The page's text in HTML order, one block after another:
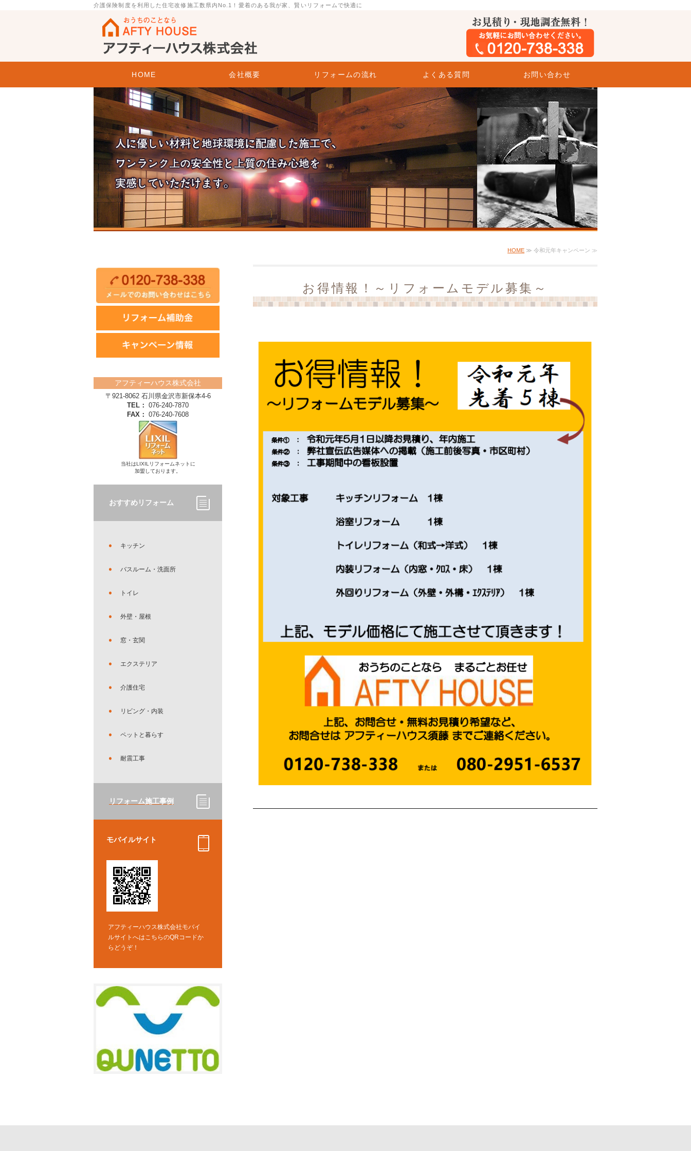
金沢市のリフォーム会社 アフティーハウス株式会社
介護保険制度を利用した住宅改修施工数県内No.1！愛着のある我が家、賢いリフォームで快適に
HOME 会社概要 リフォームの流れ よくある質問 お問い合わせ
HOME ≫ 令和元年キャンペーン ≫
お得情報！～リフォームモデル募集～
アフティーハウス株式会社
〒921-8062 石川県金沢市新保本4‐6
TEL： 076-240-7870
FAX： 076-240-7608
当社はLIXILリフォームネットに
加盟しております。
おすすめリフォーム
キッチン
バスルーム・洗面所
トイレ
外壁・屋根
窓・玄関
エクステリア
介護住宅
リビング・内装
ペットと暮らす
耐震工事
リフォーム施工事例
モバイルサイト
アフティーハウス株式会社モバイ
ルサイトへはこちらのQRコードか
らどうぞ！